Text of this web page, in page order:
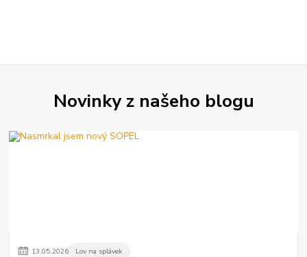
Novinky z našeho blogu
13.05.2026 Lov na splávek